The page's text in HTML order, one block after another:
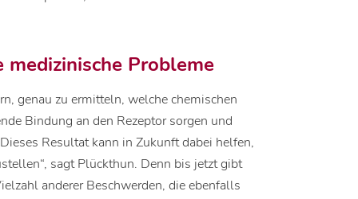
medizinische Probleme
genau zu ermitteln, welche chemischen
Bindung an den Rezeptor sorgen und
Resultat kann in Zukunft dabei helfen,
sagt Plückthun. Denn bis jetzt gibt
anderer Beschwerden, die ebenfalls